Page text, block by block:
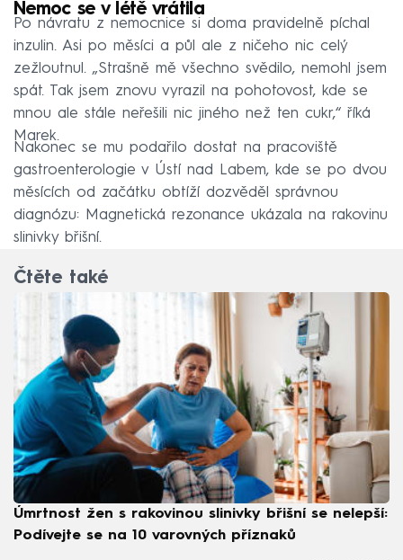
Nemoc se v létě vrátila
Po návratu z nemocnice si doma pravidelně píchal
inzulin. Asi po měsíci a půl ale z ničeho nic celý
zežloutnul. „Strašně mě všechno svědilo, nemohl jsem
spát. Tak jsem znovu vyrazil na pohotovost, kde se
mnou ale stále neřešili nic jiného než ten cukr,“ říká
Marek.
Nakonec se mu podařilo dostat na pracoviště
gastroenterologie v Ústí nad Labem, kde se po dvou
měsících od začátku obtíží dozvěděl správnou
diagnózu: Magnetická rezonance ukázala na rakovinu
slinivky břišní.
Čtěte také
Úmrtnost žen s rakovinou slinivky břišní se nelepší:
Podívejte se na 10 varovných příznaků